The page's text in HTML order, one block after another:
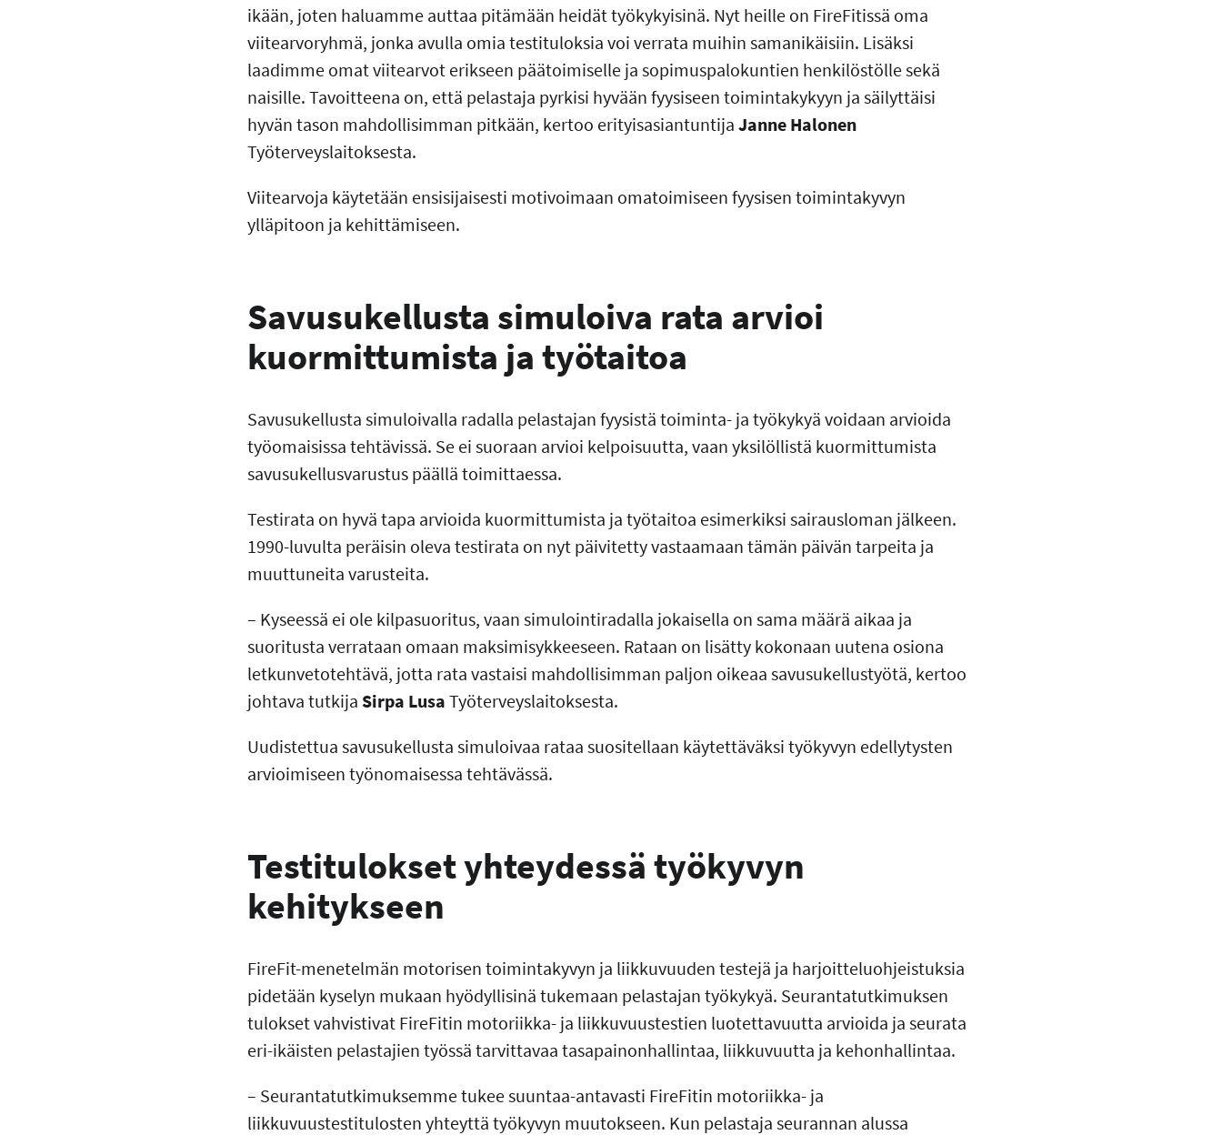
ikään, joten haluamme auttaa pitämään heidät työkykyisinä. Nyt heille on FireFitissä oma
viitearvoryhmä, jonka avulla omia testituloksia voi verrata muihin samanikäisiin. Lisäksi
laadimme omat viitearvot erikseen päätoimiselle ja sopimuspalokuntien henkilöstölle sekä
naisille. Tavoitteena on, että pelastaja pyrkisi hyvään fyysiseen toimintakykyyn ja säilyttäisi
hyvän tason mahdollisimman pitkään, kertoo erityisasiantuntija Janne Halonen
Työterveyslaitoksesta.
Viitearvoja käytetään ensisijaisesti motivoimaan omatoimiseen fyysisen toimintakyvyn
ylläpitoon ja kehittämiseen.
Savusukellusta simuloiva rata arvioi
kuormittumista ja työtaitoa
Savusukellusta simuloivalla radalla pelastajan fyysistä toiminta- ja työkykyä voidaan arvioida
työomaisissa tehtävissä. Se ei suoraan arvioi kelpoisuutta, vaan yksilöllistä kuormittumista
savusukellusvarustus päällä toimittaessa.
Testirata on hyvä tapa arvioida kuormittumista ja työtaitoa esimerkiksi sairausloman jälkeen.
1990-luvulta peräisin oleva testirata on nyt päivitetty vastaamaan tämän päivän tarpeita ja
muuttuneita varusteita.
– Kyseessä ei ole kilpasuoritus, vaan simulointiradalla jokaisella on sama määrä aikaa ja
suoritusta verrataan omaan maksimisykkeeseen. Rataan on lisätty kokonaan uutena osiona
letkunvetotehtävä, jotta rata vastaisi mahdollisimman paljon oikeaa savusukellustyötä, kertoo
johtava tutkija Sirpa Lusa Työterveyslaitoksesta.
Uudistettua savusukellusta simuloivaa rataa suositellaan käytettäväksi työkyvyn edellytysten
arvioimiseen työnomaisessa tehtävässä.
Testitulokset yhteydessä työkyvyn
kehitykseen
FireFit-menetelmän motorisen toimintakyvyn ja liikkuvuuden testejä ja harjoitteluohjeistuksia
pidetään kyselyn mukaan hyödyllisinä tukemaan pelastajan työkykyä. Seurantatutkimuksen
tulokset vahvistivat FireFitin motoriikka- ja liikkuvuustestien luotettavuutta arvioida ja seurata
eri-ikäisten pelastajien työssä tarvittavaa tasapainonhallintaa, liikkuvuutta ja kehonhallintaa.
– Seurantatutkimuksemme tukee suuntaa-antavasti FireFitin motoriikka- ja
liikkuvuustestitulosten yhteyttä työkyvyn muutokseen. Kun pelastaja seurannan alussa